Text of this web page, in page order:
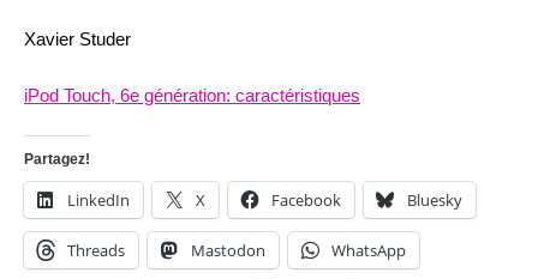
Xavier Studer
iPod Touch, 6e génération: caractéristiques
Partagez!
LinkedIn X Facebook Bluesky
Threads Mastodon WhatsApp